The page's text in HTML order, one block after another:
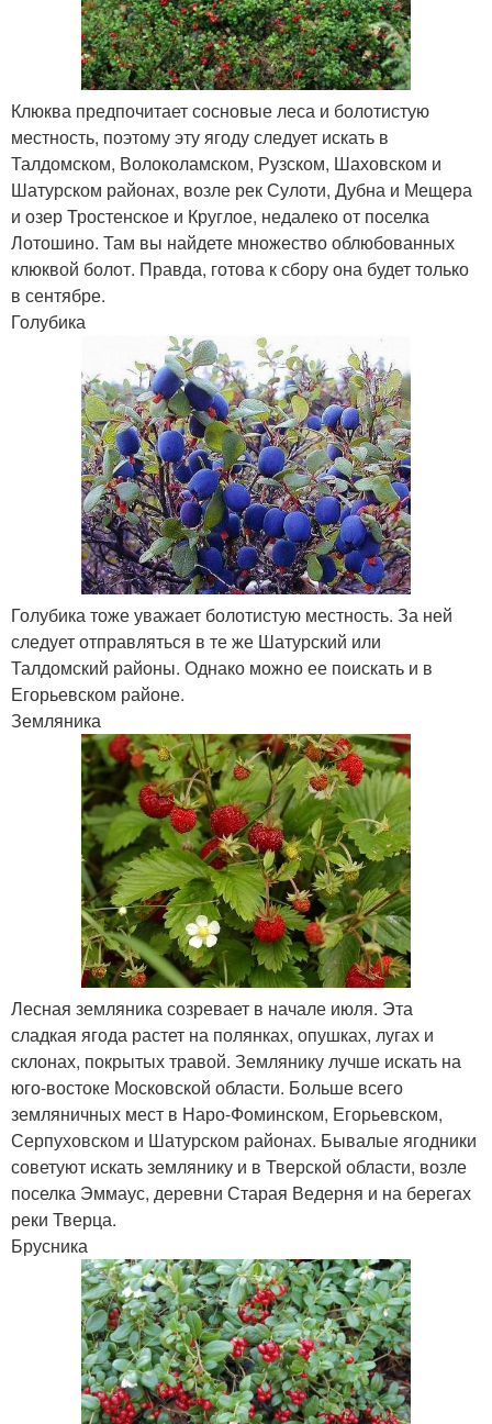
Клюква предпочитает сосновые леса и болотистую
местность, поэтому эту ягоду следует искать в
Талдомском, Волоколамском, Рузском, Шаховском и
Шатурском районах, возле рек Сулоти, Дубна и Мещера
и озер Тростенское и Круглое, недалеко от поселка
Лотошино. Там вы найдете множество облюбованных
клюквой болот. Правда, готова к сбору она будет только
в сентябре.
Голубика
Голубика тоже уважает болотистую местность. За ней
следует отправляться в те же Шатурский или
Талдомский районы. Однако можно ее поискать и в
Егорьевском районе.
Земляника
Лесная земляника созревает в начале июля. Эта
сладкая ягода растет на полянках, опушках, лугах и
склонах, покрытых травой. Землянику лучше искать на
юго-востоке Московской области. Больше всего
земляничных мест в Наро-Фоминском, Егорьевском,
Серпуховском и Шатурском районах. Бывалые ягодники
советуют искать землянику и в Тверской области, возле
поселка Эммаус, деревни Старая Ведерня и на берегах
реки Тверца.
Брусника